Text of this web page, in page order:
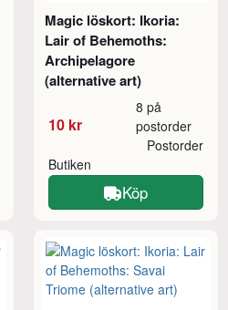
Magic löskort: Ikoria:
Lair of Behemoths:
Archipelagore
(alternative art)
10 kr
8 på
postorder
Butiken
Postorder
Köp